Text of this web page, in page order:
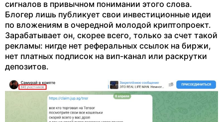
сигналов в привычном понимании этого слова.
Блогер лишь публикует свои инвестиционные идеи
по вложениям в очередной молодой криптопроект.
Зарабатывает он, скорее всего, только за счет такой
рекламы: нигде нет реферальных ссылок на биржи,
нет платных подписок на вип-канал или раскрутки
депозитов.